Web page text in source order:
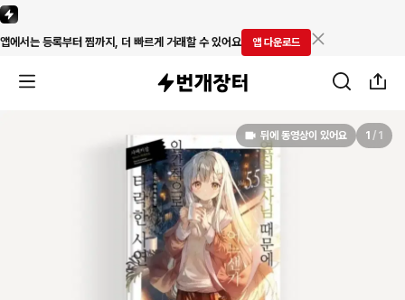
앱에서는 등록부터 찜까지, 더 빠르게 거래할 수 있어요 앱 다운로드
뒤에 동영상이 있어요 1 / 1